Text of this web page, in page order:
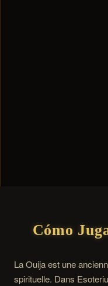
Cómo
La Ouija est une
spirituelle. Dans